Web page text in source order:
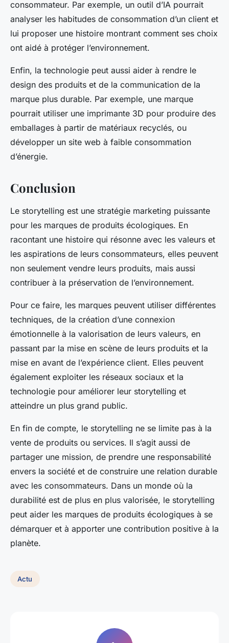
consommateur. Par exemple, un outil d’IA pourrait
analyser les habitudes de consommation d’un client et
lui proposer une histoire montrant comment ses choix
ont aidé à protéger l’environnement.
Enfin, la technologie peut aussi aider à rendre le
design des produits et de la communication de la
marque plus durable. Par exemple, une marque
pourrait utiliser une imprimante 3D pour produire des
emballages à partir de matériaux recyclés, ou
développer un site web à faible consommation
d’énergie.
Conclusion
Le storytelling est une stratégie marketing puissante
pour les marques de produits écologiques. En
racontant une histoire qui résonne avec les valeurs et
les aspirations de leurs consommateurs, elles peuvent
non seulement vendre leurs produits, mais aussi
contribuer à la préservation de l’environnement.
Pour ce faire, les marques peuvent utiliser différentes
techniques, de la création d’une connexion
émotionnelle à la valorisation de leurs valeurs, en
passant par la mise en scène de leurs produits et la
mise en avant de l’expérience client. Elles peuvent
également exploiter les réseaux sociaux et la
technologie pour améliorer leur storytelling et
atteindre un plus grand public.
En fin de compte, le storytelling ne se limite pas à la
vente de produits ou services. Il s’agit aussi de
partager une mission, de prendre une responsabilité
envers la société et de construire une relation durable
avec les consommateurs. Dans un monde où la
durabilité est de plus en plus valorisée, le storytelling
peut aider les marques de produits écologiques à se
démarquer et à apporter une contribution positive à la
planète.
Actu